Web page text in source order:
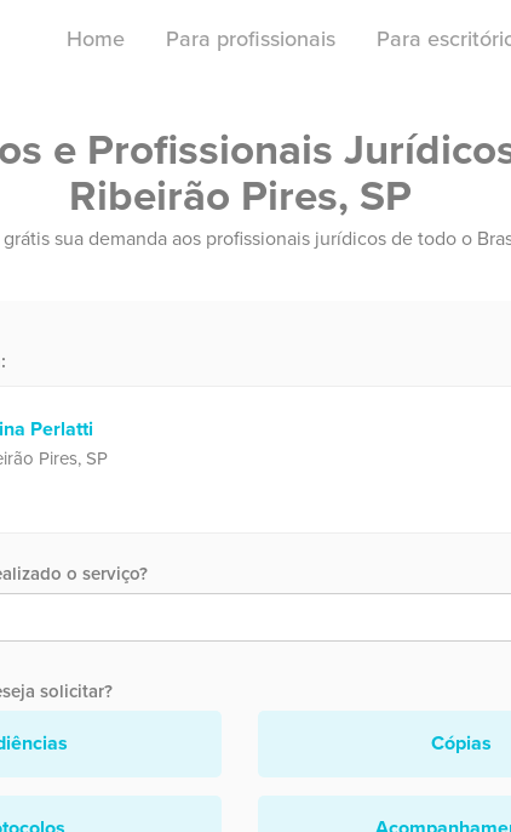
Home Para profissionais Para
e Profissionais
Ribeirão Pires, SP
sua demanda aos profissionais jurídicos de todo o
Perlatti
Pires, SP
o serviço?
solicitar?
Cópias